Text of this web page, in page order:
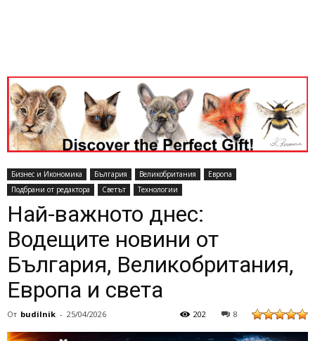
Бизнес и Икономика България Великобритания
Европа
Подбрани от редактора
Светът Технологии
Най-важното днес:
Водещите новини от
България, Великобритания,
Европа и света
От budilnik - 25/04/2026 8
202